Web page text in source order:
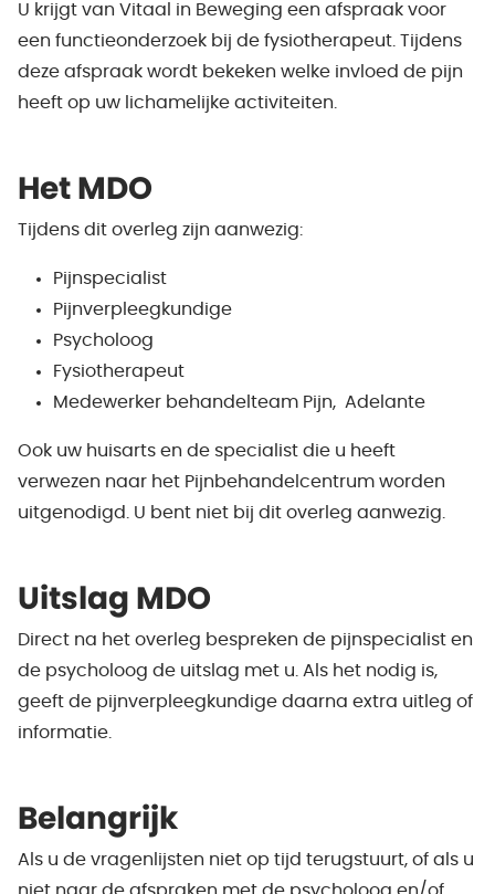
U krijgt van Vitaal in Beweging een afspraak voor
een functieonderzoek bij de fysiotherapeut. Tijdens
deze afspraak wordt bekeken welke invloed de pijn
heeft op uw lichamelijke activiteiten.
Het MDO
Tijdens dit overleg zijn aanwezig:
Pijnspecialist
Pijnverpleegkundige
Psycholoog
Fysiotherapeut
Medewerker behandelteam Pijn, Adelante
Ook uw huisarts en de specialist die u heeft
verwezen naar het Pijnbehandelcentrum worden
uitgenodigd. U bent niet bij dit overleg aanwezig.
Uitslag MDO
Direct na het overleg bespreken de pijnspecialist en
de psycholoog de uitslag met u. Als het nodig is,
geeft de pijnverpleegkundige daarna extra uitleg of
informatie.
Belangrijk
Als u de vragenlijsten niet op tijd terugstuurt, of als u